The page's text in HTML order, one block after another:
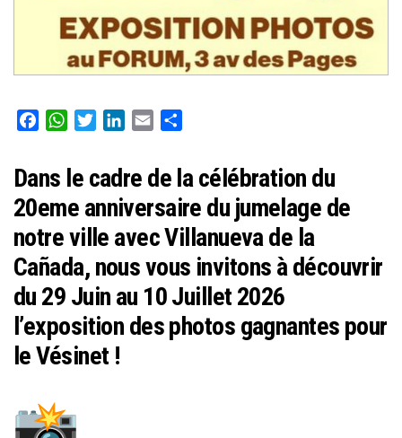
FacebookWhatsAppTwitterLinkedIn
Email
Dans le cadre de la célébration du
20eme anniversaire du jumelage de
notre ville avec Villanueva de la
Cañada, nous vous invitons à découvrir
du 29 Juin au 10 Juillet 2026
l’exposition des photos gagnantes pour
le Vésinet !